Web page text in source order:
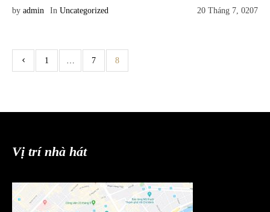
20 Tháng 7, 0207
by admin In Uncategorized
1 … 7 8
Vị trí nhà hát